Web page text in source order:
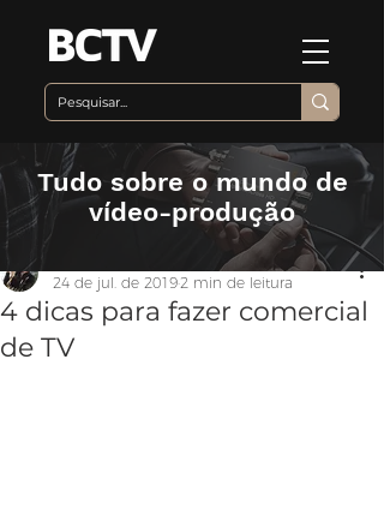
4 dicas para fazer comercial
de TV
24 de jul. de 20192 min de leitura
Tudo sobre o mundo de
vídeo-produção